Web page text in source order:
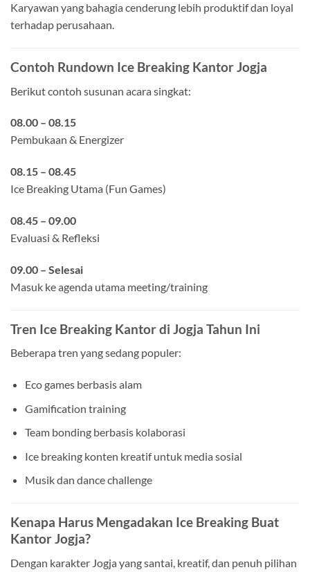
Karyawan yang bahagia cenderung lebih produktif dan loyal
terhadap perusahaan.
Contoh Rundown Ice Breaking Kantor Jogja
Berikut contoh susunan acara singkat:
08.00 – 08.15
Pembukaan & Energizer
08.15 – 08.45
Ice Breaking Utama (Fun Games)
08.45 – 09.00
Evaluasi & Refleksi
09.00 – Selesai
Masuk ke agenda utama meeting/training
Tren Ice Breaking Kantor di Jogja Tahun Ini
Beberapa tren yang sedang populer:
Eco games berbasis alam
Gamification training
Team bonding berbasis kolaborasi
Ice breaking konten kreatif untuk media sosial
Musik dan dance challenge
Kenapa Harus Mengadakan Ice Breaking Buat
Kantor Jogja?
Dengan karakter Jogja yang santai, kreatif, dan penuh pilihan